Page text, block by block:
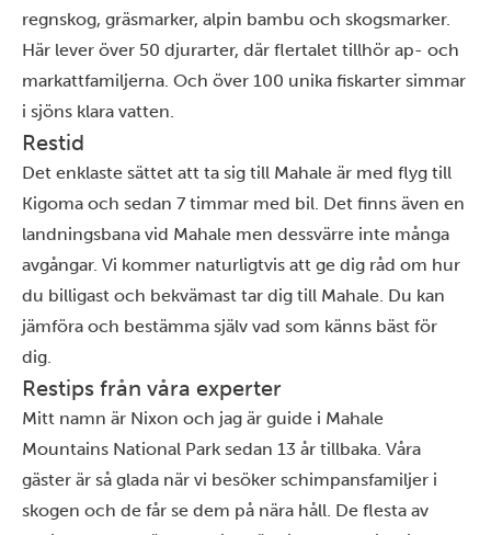
regnskog, gräsmarker, alpin bambu och skogsmarker.
Här lever över 50 djurarter, där flertalet tillhör ap- och
markattfamiljerna. Och över 100 unika fiskarter simmar
i sjöns klara vatten.
Restid
Det enklaste sättet att ta sig till Mahale är med flyg till
Kigoma och sedan 7 timmar med bil. Det finns även en
landningsbana vid Mahale men dessvärre inte många
avgångar. Vi kommer naturligtvis att ge dig råd om hur
du billigast och bekvämast tar dig till Mahale. Du kan
jämföra och bestämma själv vad som känns bäst för
dig.
Restips från våra experter
Mitt namn är Nixon och jag är guide i Mahale
Mountains National Park sedan 13 år tillbaka. Våra
gäster är så glada när vi besöker schimpansfamiljer i
skogen och de får se dem på nära håll. De flesta av